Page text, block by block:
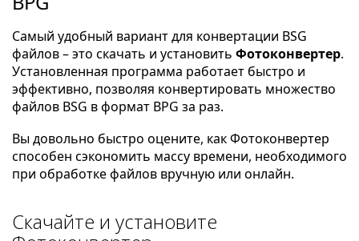
Самый удобный вариант для конвертации BSG
файлов – это скачать и установить Фотоконвертер.
Установленная программа работает быстро и
эффективно, позволяя конвертировать множество
файлов BSG в формат BPG за раз.
Вы довольно быстро оцените, как Фотоконвертер
способен сэкономить массу времени, необходимого
при обработке файлов вручную или онлайн.
Скачайте и установите